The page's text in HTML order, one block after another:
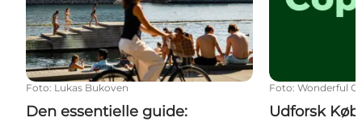
Foto: Lukas Bukoven
Den essentielle guide:
Foto: Wonderful
Udforsk